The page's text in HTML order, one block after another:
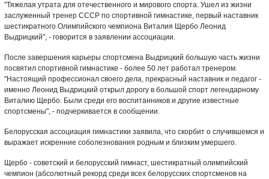
"Тяжелая утрата для отечественного и мирового спорта. Ушел из жизни
заслуженный тренер СССР по спортивной гимнастике, первый наставник
шестикратного Олимпийского чемпиона Виталия Щербо Леонид
Выдрицкий", - говорится в заявлении ассоциации.
После завершения карьеры спортсмена Выдрицкий большую часть жизни
посвятил спортивной гимнастике - более 50 лет работал тренером.
"Настоящий профессионал своего дела, прекрасный наставник и педагог -
именно Леонид Выдрицкий открыл дорогу в большой спорт легендарному
Виталию Щербо. Были среди его воспитанников и другие известные
спортсмены", - подчеркивается в сообщении.
Белорусская ассоциация гимнастики заявила, что скорбит о случившемся и
выражает искренние соболезнования родным и близким умершего.
Щербо - советский и белорусский гимнаст, шестикратный олимпийский
чемпион (абсолютный рекорд среди всех белорусских спортсменов на